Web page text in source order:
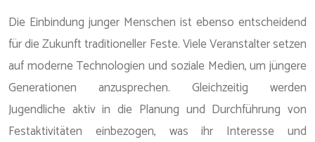
Die Einbindung junger Menschen ist ebenso entscheidend
für die Zukunft traditioneller Feste. Viele Veranstalter setzen
auf moderne Technologien und soziale Medien, um jüngere
Generationen anzusprechen. Gleichzeitig werden
Jugendliche aktiv in die Planung und Durchführung von
Festaktivitäten einbezogen, was ihr Interesse und